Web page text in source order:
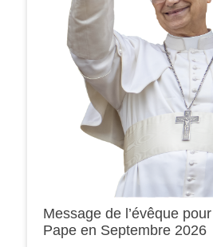
Message de l’évêque
Pape en Septembre 2026